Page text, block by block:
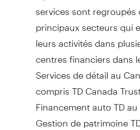
services sont
principaux secteurs qui
leurs activités dans
centres financiers dans
Services de détail au
compris TD Canada
Financement auto TD au
Gestion depatrimoine